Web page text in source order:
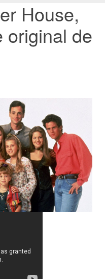
House,
original de